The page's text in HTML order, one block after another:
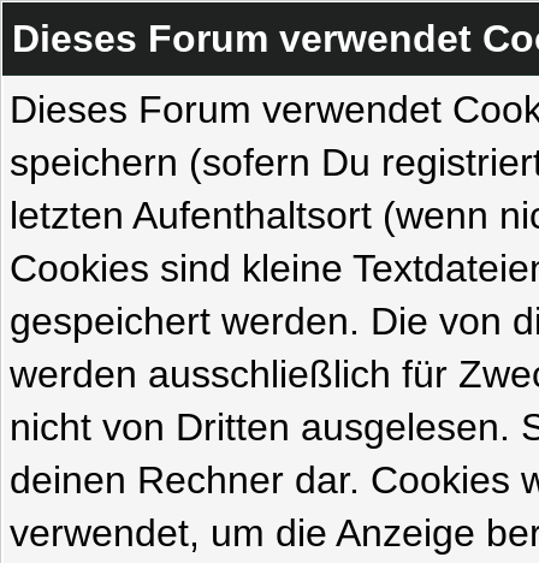
Dieses Forum verwendet
Dieses Forum verwendet
speichern (sofern Du
letzten Aufenthaltsort (wenn
Cookies sind kleine
gespeichert werden. Die von
werden ausschließlich für
nicht von Dritten ausgelesen.
deinen Rechner dar. Cookies
verwendet, um die Anzeige